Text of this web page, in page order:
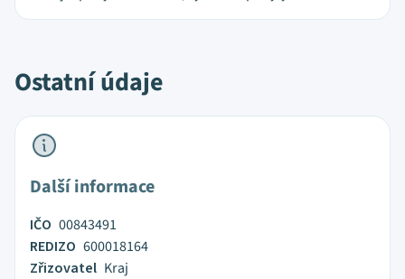
Ostatní údaje
Další informace
IČO 00843491
REDIZO 600018164
Zřizovatel Kraj